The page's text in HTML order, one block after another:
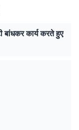
बांधकर कार्य करते हुए